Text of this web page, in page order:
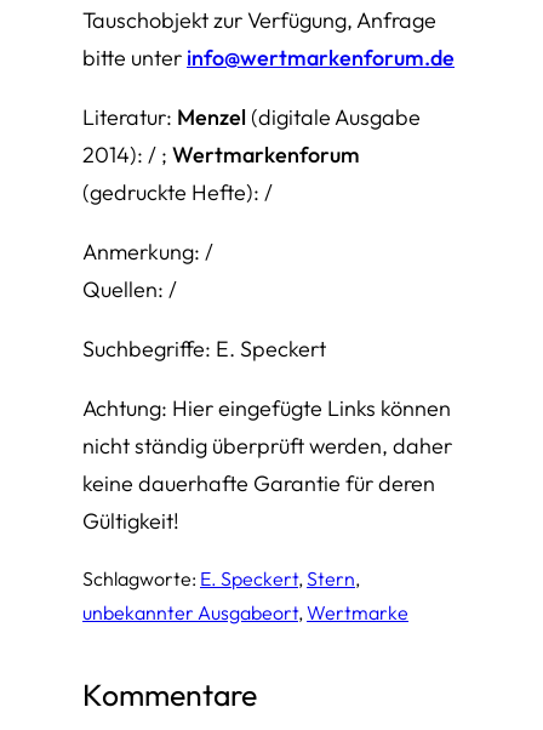
Tauschobjekt zur Verfügung, Anfrage
bitte unter info@wertmarkenforum.de
Literatur: Menzel (digitale Ausgabe
2014): / ; Wertmarkenforum
(gedruckte Hefte): /
Anmerkung: /
Quellen: /
Suchbegriffe: E. Speckert
Achtung: Hier eingefügte Links können
nicht ständig überprüft werden, daher
keine dauerhafte Garantie für deren
Gültigkeit!
Schlagworte: E. Speckert, Stern
unbekannter Ausgabeort, Wertmarke
Kommentare